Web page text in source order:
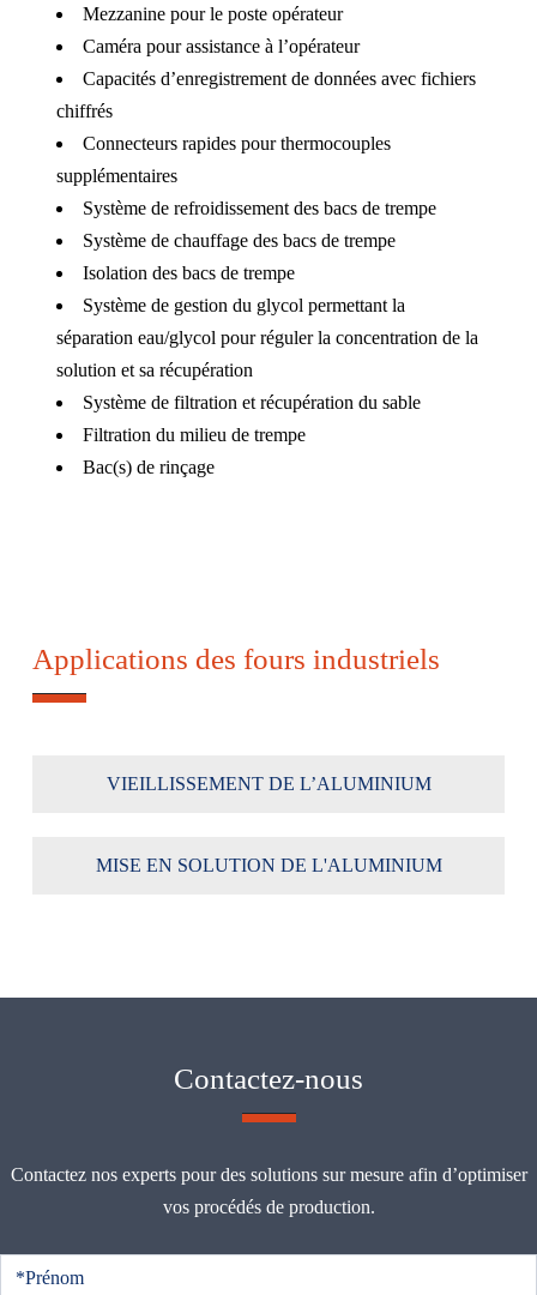
Mezzanine pour le poste opérateur
Caméra pour assistance à l’opérateur
Capacités d’enregistrement de données avec fichiers
chiffrés
Connecteurs rapides pour thermocouples
supplémentaires
Système de refroidissement des bacs de trempe
Système de chauffage des bacs de trempe
Isolation des bacs de trempe
Système de gestion du glycol permettant la
séparation eau/glycol pour réguler la concentration de la
solution et sa récupération
Système de filtration et récupération du sable
Filtration du milieu de trempe
Bac(s) de rinçage
Applications des fours industriels
VIEILLISSEMENT DE L’ALUMINIUM
MISE EN SOLUTION DE L'ALUMINIUM
Contactez-nous
Contactez nos experts pour des solutions sur mesure afin d’optimiser
vos procédés de production.